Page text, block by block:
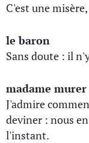
C'est une
le baron
Sans doute : il
madame murer
J'admire
deviner : nous
l'instant.